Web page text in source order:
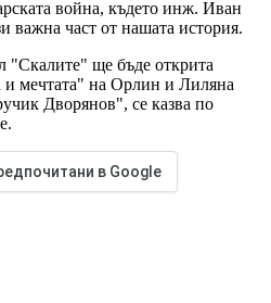
война, където инж. Иван
важна част от нашата история.
"Скалите" ще бъде открита
мечтата" на Орлин и Лиляна
Дворянов", се казва по
в Google